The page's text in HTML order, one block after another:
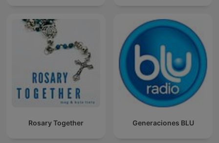
Rosary Together Generaciones BLU